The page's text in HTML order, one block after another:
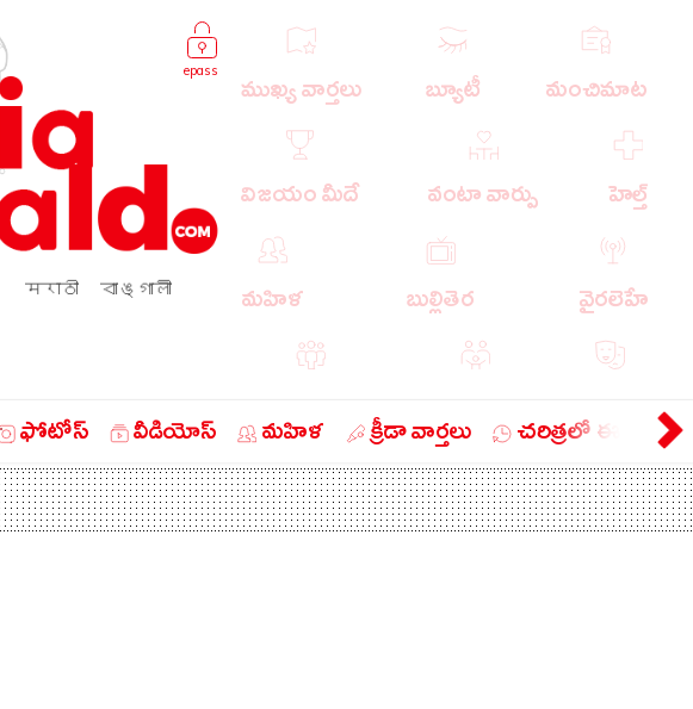
epass
मराठी
বাঙ্গালী
ముఖ్య వార్తలు బ్యూటీ మంచిమాట
విజయం మీదే వంటా వార్పు హెల్త్
మహిళ బుల్లితెర వైరలెహే
పాపులర్ వార్తలు
బిజినెస్ ఎడ్యుకేషన్ లైఫ్ స్టైల్
ఫోటోస్ వీడియోస్ మహిళ క్రీడా వార్తలు చరిత్రలో ఈ రోజు